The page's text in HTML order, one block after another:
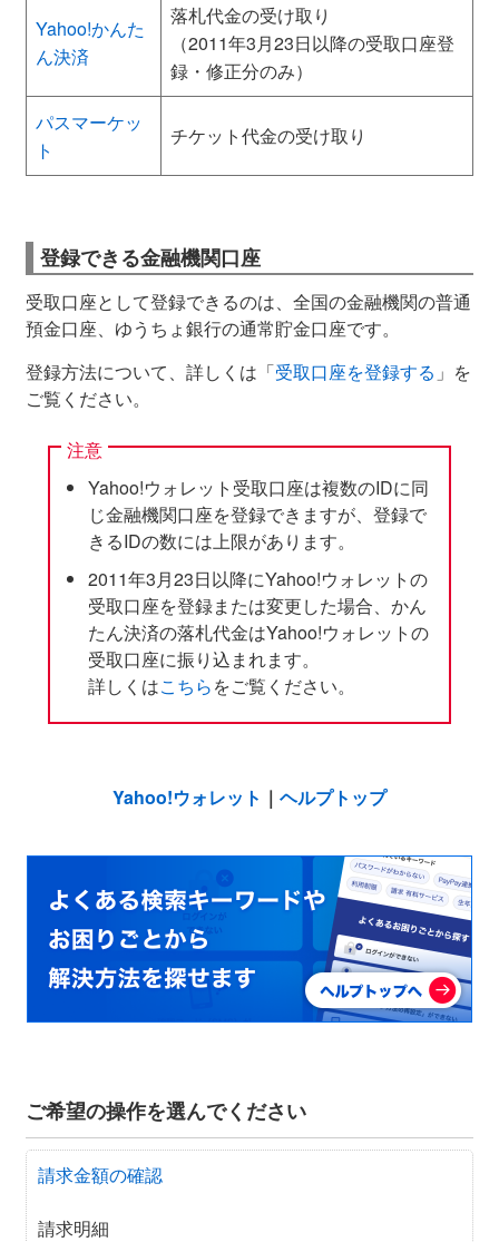
Yahoo!かんた
ん決済
落札代金の受け取り
（2011年3月23日以降の受取口座登
録・修正分のみ）
パスマーケッ
ト
チケット代金の受け取り
登録できる金融機関口座
受取口座として登録できるのは、全国の金融機関の普通
預金口座、ゆうちょ銀行の通常貯金口座です。
登録方法について、詳しくは「受取口座を登録する 」を
ご覧ください。
注意
Yahoo!ウォレット受取口座は複数のIDに同
じ金融機関口座を登録できますが、登録で
きるIDの数には上限があります。
2011年3月23日以降にYahoo!ウォレットの
受取口座を登録または変更した場合、かん
たん決済の落札代金はYahoo!ウォレットの
受取口座に振り込まれます。
詳しくはこちらをご覧ください。
Yahoo!ウォレット ｜ ヘルプトップ
ご希望の操作を選んでください
請求金額の確認
請求明細